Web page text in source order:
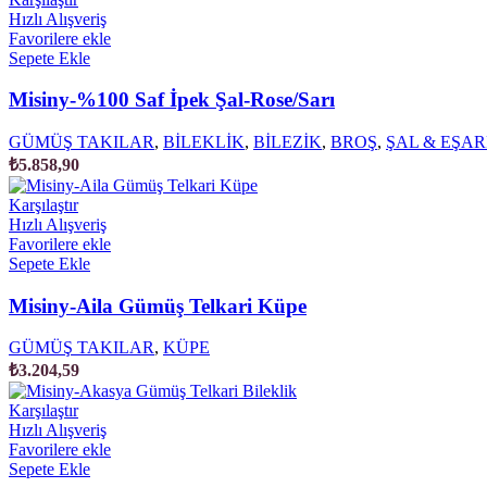
Hızlı Alışveriş
Favorilere ekle
Sepete Ekle
Misiny-%100 Saf İpek Şal-Rose/Sarı
GÜMÜŞ TAKILAR, BİLEKLİK, BİLEZİK, BROŞ, ŞAL &
₺5.858,90
Karşılaştır
Hızlı Alışveriş
Favorilere ekle
Sepete Ekle
Misiny-Aila Gümüş Telkari Küpe
GÜMÜŞ TAKILAR, KÜPE
₺3.204,59
Karşılaştır
Hızlı Alışveriş
Favorilere ekle
Sepete Ekle